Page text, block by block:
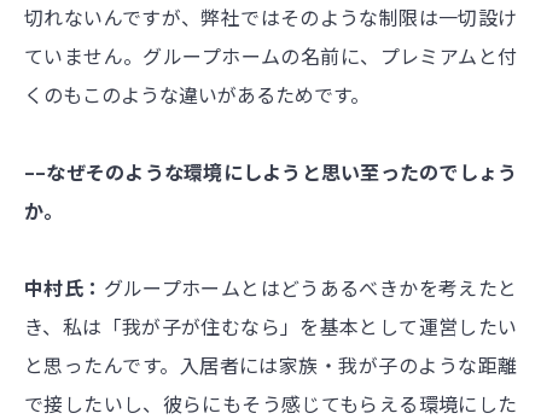
切れないんですが、弊社ではそのような制限は一切設け
ていません。グループホームの名前に、プレミアムと付
くのもこのような違いがあるためです。
––なぜそのような環境にしようと思い至ったのでしょう
か。
中村氏： グループホームとはどうあるべきかを考えたと
き、私は「我が子が住むなら」を基本として運営したい
と思ったんです。入居者には家族・我が子のような距離
で接したいし、彼らにもそう感じてもらえる環境にした